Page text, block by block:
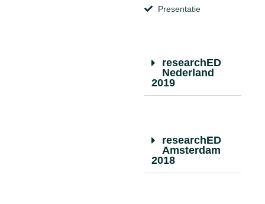
Presentatie
researchED
Nederland
2019
researchED
Amsterdam
2018